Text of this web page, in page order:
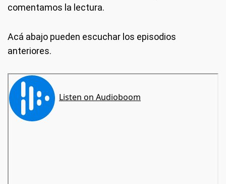
comentamos la lectura.
Acá abajo pueden escuchar los episodios
anteriores.